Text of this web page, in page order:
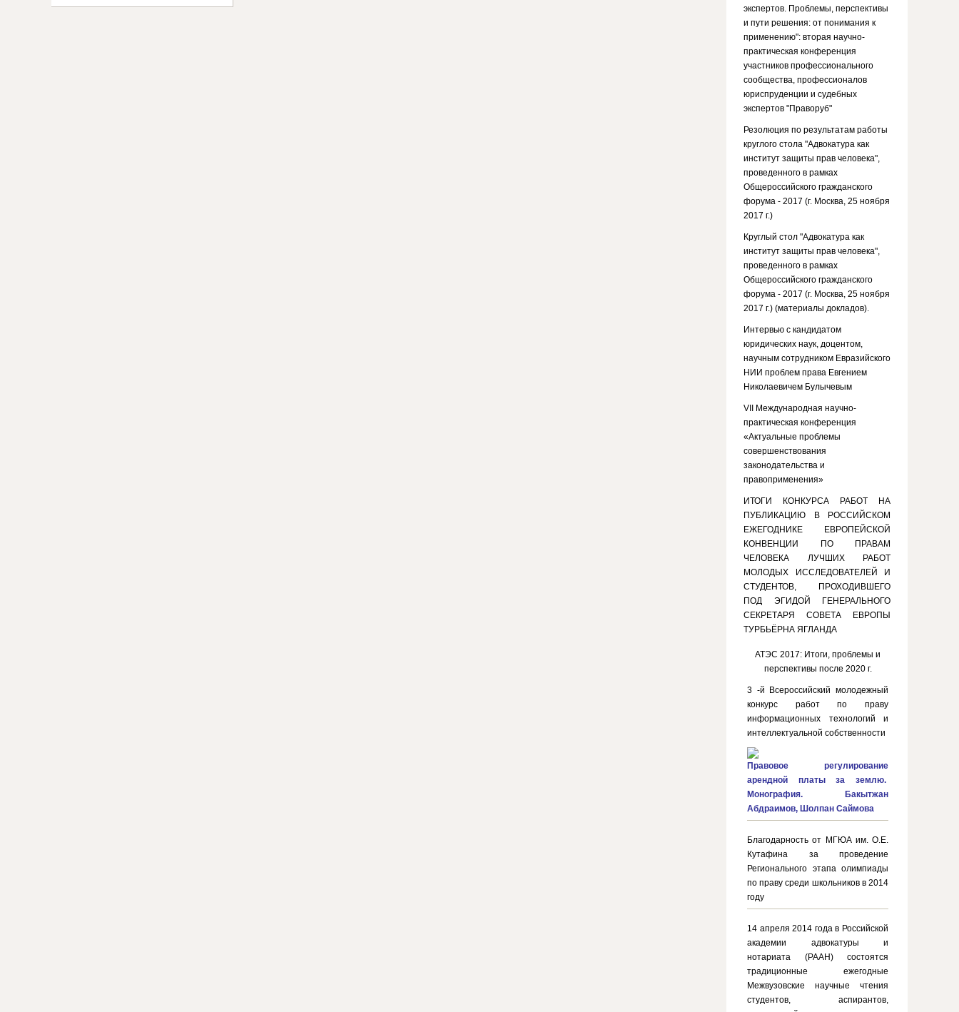
экспертов. Проблемы, перспективы
и пути решения: от понимания к
применению": вторая научно-
практическая конференция
участников профессионального
сообщества, профессионалов
юриспруденции и судебных
экспертов "Праворуб"
Резолюция по результатам работы
круглого стола "Адвокатура как
институт защиты прав человека",
проведенного в рамках
Общероссийского гражданского
форума - 2017 (г. Москва, 25 ноября
2017 г.)
Круглый стол "Адвокатура как
институт защиты прав человека",
проведенного в рамках
Общероссийского гражданского
форума - 2017 (г. Москва, 25 ноября
2017 г.) (материалы докладов).
Интервью с кандидатом
юридических наук, доцентом,
научным сотрудником Евразийского
НИИ проблем права Евгением
Николаевичем Булычевым
VII Международная научно-
практическая конференция
«Актуальные проблемы
совершенствования
законодательства и
правоприменения»
ИТОГИ КОНКУРСА РАБОТ НА
ПУБЛИКАЦИЮ В РОССИЙСКОМ
ЕЖЕГОДНИКЕ ЕВРОПЕЙСКОЙ
КОНВЕНЦИИ ПО ПРАВАМ
ЧЕЛОВЕКА ЛУЧШИХ РАБОТ
МОЛОДЫХ ИССЛЕДОВАТЕЛЕЙ И
СТУДЕНТОВ, ПРОХОДИВШЕГО
ПОД ЭГИДОЙ ГЕНЕРАЛЬНОГО
СЕКРЕТАРЯ СОВЕТА ЕВРОПЫ
ТУРБЬЁРНА ЯГЛАНДА
АТЭС 2017: Итоги, проблемы и
перспективы после 2020 г.
3 -й Всероссийский молодежный
конкурс работ по праву
информационных технологий и
интеллектуальной собственности
Правовое регулирование
арендной платы за землю.
Монография. Бакытжан
Абдраимов, Шолпан Саймова
Благодарность от МГЮА им. О.Е.
Кутафина за проведение
Регионального этапа олимпиады
по праву среди школьников в 2014
году
14 апреля 2014 года в Российской
академии адвокатуры и
нотариата (РААН) состоятся
традиционные ежегодные
Межвузовские научные чтения
студентов, аспирантов,